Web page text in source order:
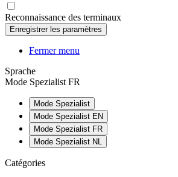
Reconnaissance des terminaux
Fermer menu
Sprache
Mode Spezialist FR
Mode Spezialist
Mode Spezialist EN
Mode Spezialist FR
Mode Spezialist NL
Catégories